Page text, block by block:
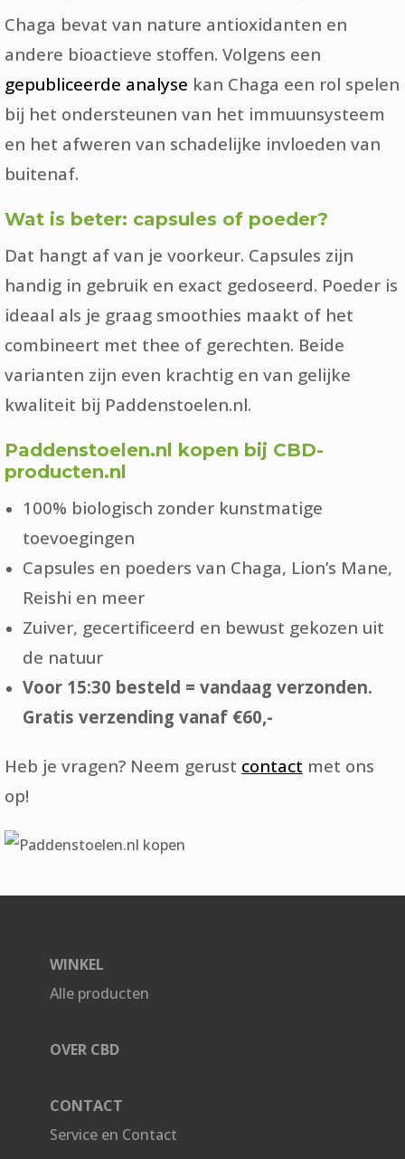
Chaga bevat van nature antioxidanten en
andere bioactieve stoffen. Volgens een
gepubliceerde analyse kan Chaga een rol spelen
bij het ondersteunen van het immuunsysteem
en het afweren van schadelijke invloeden van
buitenaf.
Wat is beter: capsules of poeder?
Dat hangt af van je voorkeur. Capsules zijn
handig in gebruik en exact gedoseerd. Poeder is
ideaal als je graag smoothies maakt of het
combineert met thee of gerechten. Beide
varianten zijn even krachtig en van gelijke
kwaliteit bij Paddenstoelen.nl.
Paddenstoelen.nl kopen bij CBD-
producten.nl
100% biologisch zonder kunstmatige
toevoegingen
Capsules en poeders van Chaga, Lion’s Mane,
Reishi en meer
Zuiver, gecertificeerd en bewust gekozen uit
de natuur
Voor 15:30 besteld = vandaag verzonden.
Gratis verzending vanaf €60,-
Heb je vragen? Neem gerust contact met ons
op!
WINKEL
Alle producten
OVER CBD
CONTACT
Service en Contact